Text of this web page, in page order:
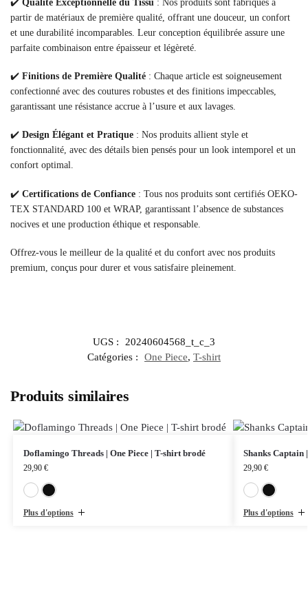
✔️ Qualité Exceptionnelle du Tissu : Nos produits sont fabriqués à
partir de matériaux de première qualité, offrant une douceur, un confort
et une durabilité incomparables. Leur conception équilibrée assure une
parfaite combinaison entre épaisseur et légèreté.
✔️ Finitions de Première Qualité : Chaque article est soigneusement
confectionné avec des coutures robustes et des finitions impeccables,
garantissant une résistance accrue à l’usure et aux lavages.
✔️ Design Élégant et Pratique : Nos produits allient style et
fonctionnalité, avec des détails bien pensés pour un look intemporel et un
confort optimal.
✔️ Certifications de Confiance : Tous nos produits sont certifiés OEKO-
TEX STANDARD 100 et WRAP, garantissant l’absence de substances
nocives et une production éthique et responsable.
Offrez-vous le meilleur de la qualité et du confort avec nos produits
premium, conçus pour durer et vous satisfaire pleinement.
UGS :
20240604568_t_c_3
Catégories :
One Piece, T-shirt
Produits similaires
Doflamingo Threads | One Piece | T-shirt brodé
29,90 €
Plus d'options
Shanks Captain
29,90 €
Plus d'options